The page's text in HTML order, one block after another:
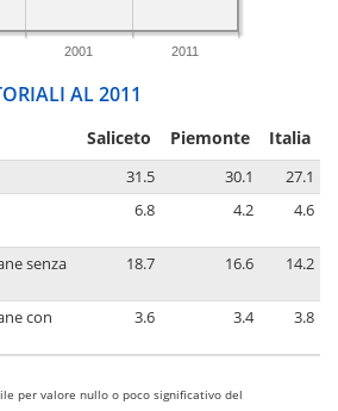
2001 2011
AL 2011
Saliceto Piemonte Italia
31.5 30.1
27.1
6.8 4.2 4.6
senza
18.7 16.6 14.2
con
3.6 3.4 3.8
per valore nullo o poco significativo del